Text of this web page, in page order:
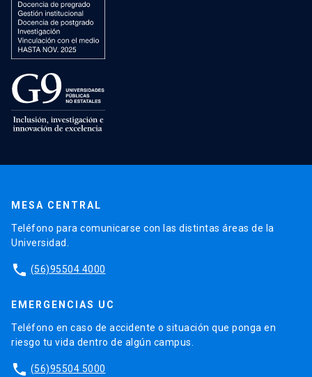
MESA CENTRAL
Teléfono para comunicarse con las distintas áreas de la
Universidad.
phone (56)95504 4000
EMERGENCIAS UC
Teléfono en caso de accidente o situación que ponga en
riesgo tu vida dentro de algún campus.
phone (56)95504 5000